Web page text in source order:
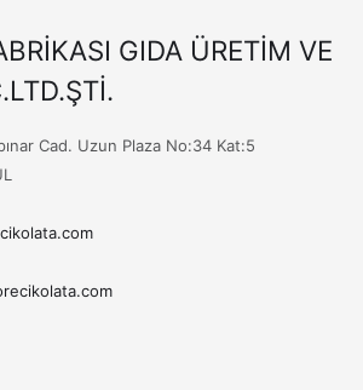
GIDA ÜRETİM VE
Cad. Uzun Plaza No:34 Kat:5